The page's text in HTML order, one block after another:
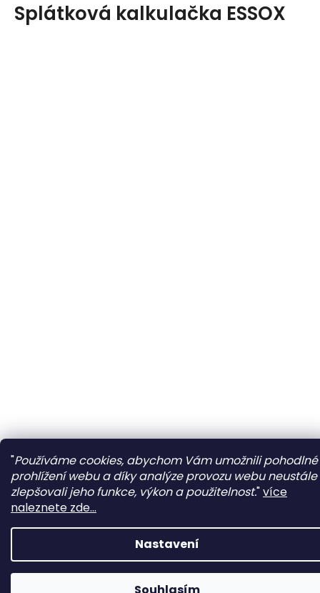
"Používáme cookies, abychom Vám umožnili pohodlné
prohlížení webu a díky analýze provozu webu neustále
zlepšovali jeho funkce, výkon a použitelnost."více
naleznete zde...
Nastavení
Splátková kalkulačka ESSOX